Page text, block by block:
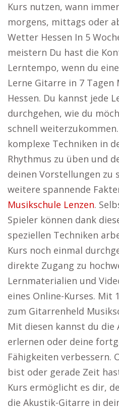
Kurs nutzen, wann
morgens, mittags oder
Wetter Hessen In 5
meistern Du hast die
Lerntempo, wenn du
Lerne Gitarre in 7
Hessen. Du kannst jede
durchgehen, wie du
schnell
komplexe Techniken in
Rhythmus zu üben und
deinen Vorstellungen zu
weitere spannende
Musikschule Lenzen.
Spieler können dank
speziellen Techniken
Kurs noch einmal
direkte Zugang zu
Lernmaterialien und
eines Online-Kurses. Mit
zum Gitarrenheld
Mit diesen kannst du die
erlernen oder deine
Fähigkeiten verbessern.
bist oder gerade Zeit
Kurs ermöglicht es dir,
die Akustik-Gitarre in